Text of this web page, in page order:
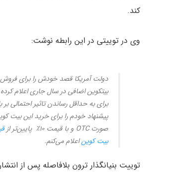
کند.
وی در توییتی در این رابطه نوشت:
بیتکوین اضافی در سال جاری اعلام
برای به حداقل رساندن تاثیر احتمالی بر
پیشنهاد خودم را برای خرید این بیت
صورت OTC و با قیمت ۱۰٪ پایین‌تر از
بیت کویناعلام می‌کنم.
توییت بنیانگذار ترون بلافاصله پس از